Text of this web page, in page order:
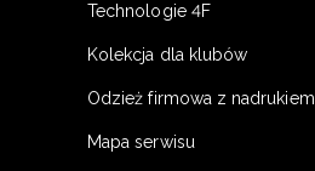
Technologie 4F
Kolekcja dla klubów
Odzież firmowa z nadrukiem
Mapa serwisu